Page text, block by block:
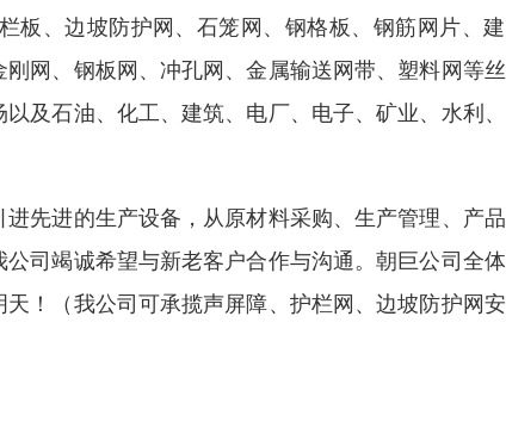
板、边坡防护网、石笼网、钢格板、钢筋网片、
网、钢板网、冲孔网、金属输送网带、塑料网等
及石油、化工、建筑、电厂、电子、矿业、水利
先进的生产设备，从原材料采购、生产管理、产
司竭诚希望与新老客户合作与沟通。朝巨公司全
！（我公司可承揽声屏障、护栏网、边坡防护网